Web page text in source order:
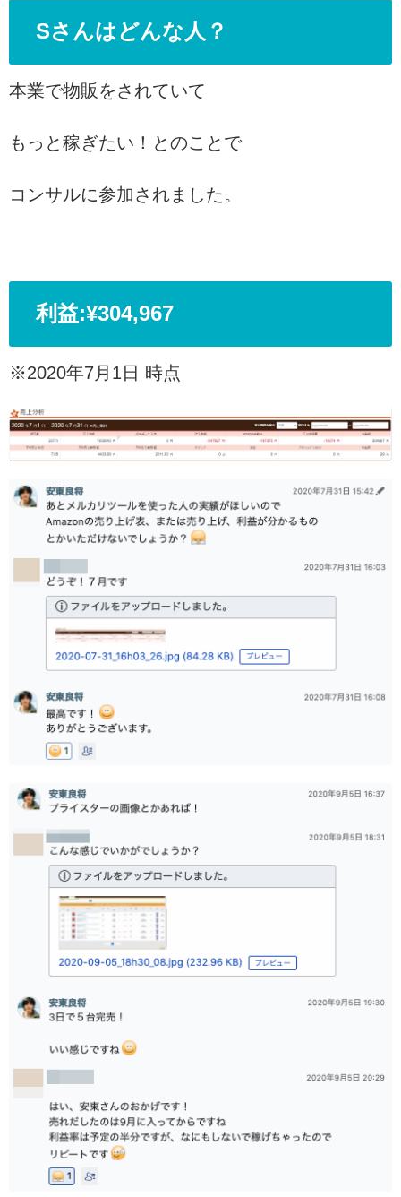
Sさんはどんな人？
本業で物販をされていて
もっと稼ぎたい！ とのことで
コンサルに参加されました。
利益:¥304,967
※2020年7月1日 時点